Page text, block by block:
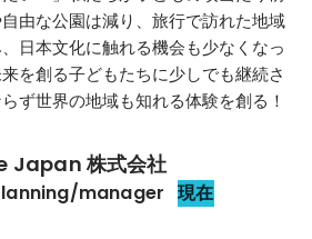
由な公園は減り、旅行で訪れた地域
日本文化に触れる機会も少なくなっ
を創る子どもたちに少しでも継続さ
ず世界の地域も知れる体験を創る！
株式会社
manager 現在